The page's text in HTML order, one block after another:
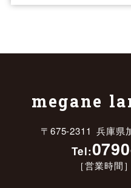
megane
〒675-2311 兵庫県
Tel:
［営業時